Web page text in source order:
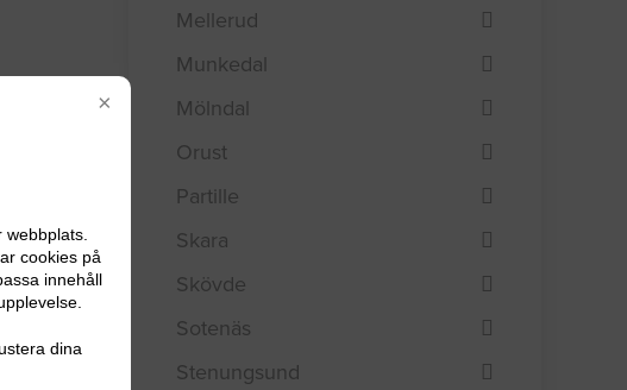
×
cookies på
innehåll
dina
Mellerud
Munkedal
Mölndal
Orust
Partille
Skara
Skövde
Sotenäs
Stenungsund